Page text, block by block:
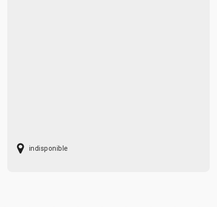
indisponible